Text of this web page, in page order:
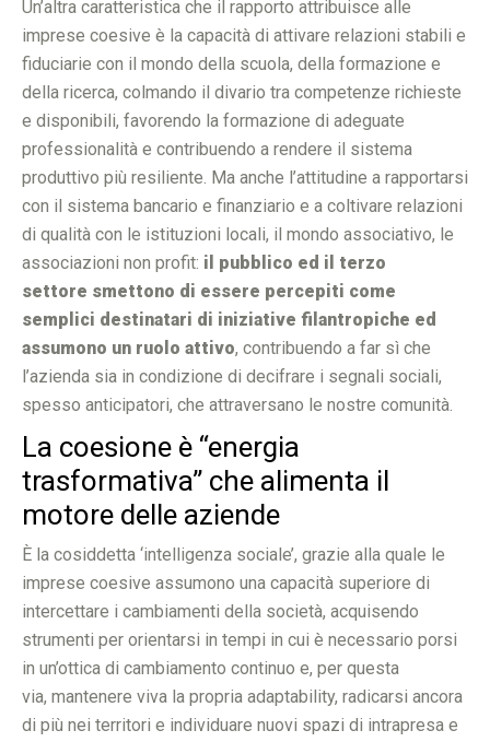
Un’altra caratteristica che il rapporto attribuisce alle
imprese coesive è la capacità di attivare relazioni stabili e
fiduciarie con il mondo della scuola, della formazione e
della ricerca, colmando il divario tra competenze richieste
e disponibili, favorendo la formazione di adeguate
professionalità e contribuendo a rendere il sistema
produttivo più resiliente. Ma anche l’attitudine a rapportarsi
con il sistema bancario e finanziario e a coltivare relazioni
di qualità con le istituzioni locali, il mondo associativo, le
associazioni non profit: il pubblico ed il terzo
settore smettono di essere percepiti come
semplici destinatari di iniziative filantropiche ed
assumono un ruolo attivo, contribuendo a far sì che
l’azienda sia in condizione di decifrare i segnali sociali,
spesso anticipatori, che attraversano le nostre comunità.
La coesione è “energia
trasformativa” che alimenta il
motore delle aziende
È la cosiddetta ‘intelligenza sociale’, grazie alla quale le
imprese coesive assumono una capacità superiore di
intercettare i cambiamenti della società, acquisendo
strumenti per orientarsi in tempi in cui è necessario porsi
in un’ottica di cambiamento continuo e, per questa
via, mantenere viva la propria adaptability, radicarsi ancora
di più nei territori e individuare nuovi spazi di intrapresa e